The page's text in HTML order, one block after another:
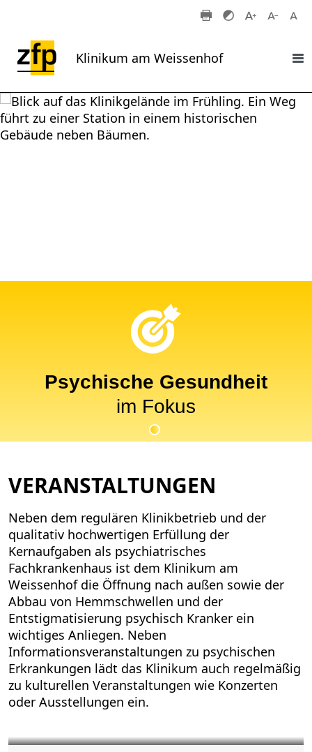
Klinikum am Weissenhof
Psychische Gesundheit
im Fokus
VERANSTALTUNGEN
Neben dem regulären Klinikbetrieb und der
qualitativ hochwertigen Erfüllung der
Kernaufgaben als psychiatrisches
Fachkrankenhaus ist dem Klinikum am
Weissenhof die Öffnung nach außen sowie der
Abbau von Hemmschwellen und der
Entstigmatisierung psychisch Kranker ein
wichtiges Anliegen. Neben
Informationsveranstaltungen zu psychischen
Erkrankungen lädt das Klinikum auch regelmäßig
zu kulturellen Veranstaltungen wie Konzerten
oder Ausstellungen ein.
HEILSAMES SINGEN